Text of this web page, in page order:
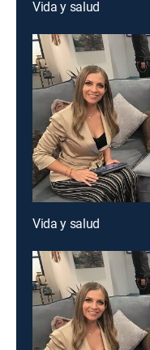
Vida y salud
Vida y salud